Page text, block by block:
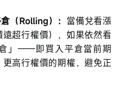
（Rolling）： 當備兌看漲
超行權價），如果依然看
」——即買入平倉當前期
高行權價的期權，避免正